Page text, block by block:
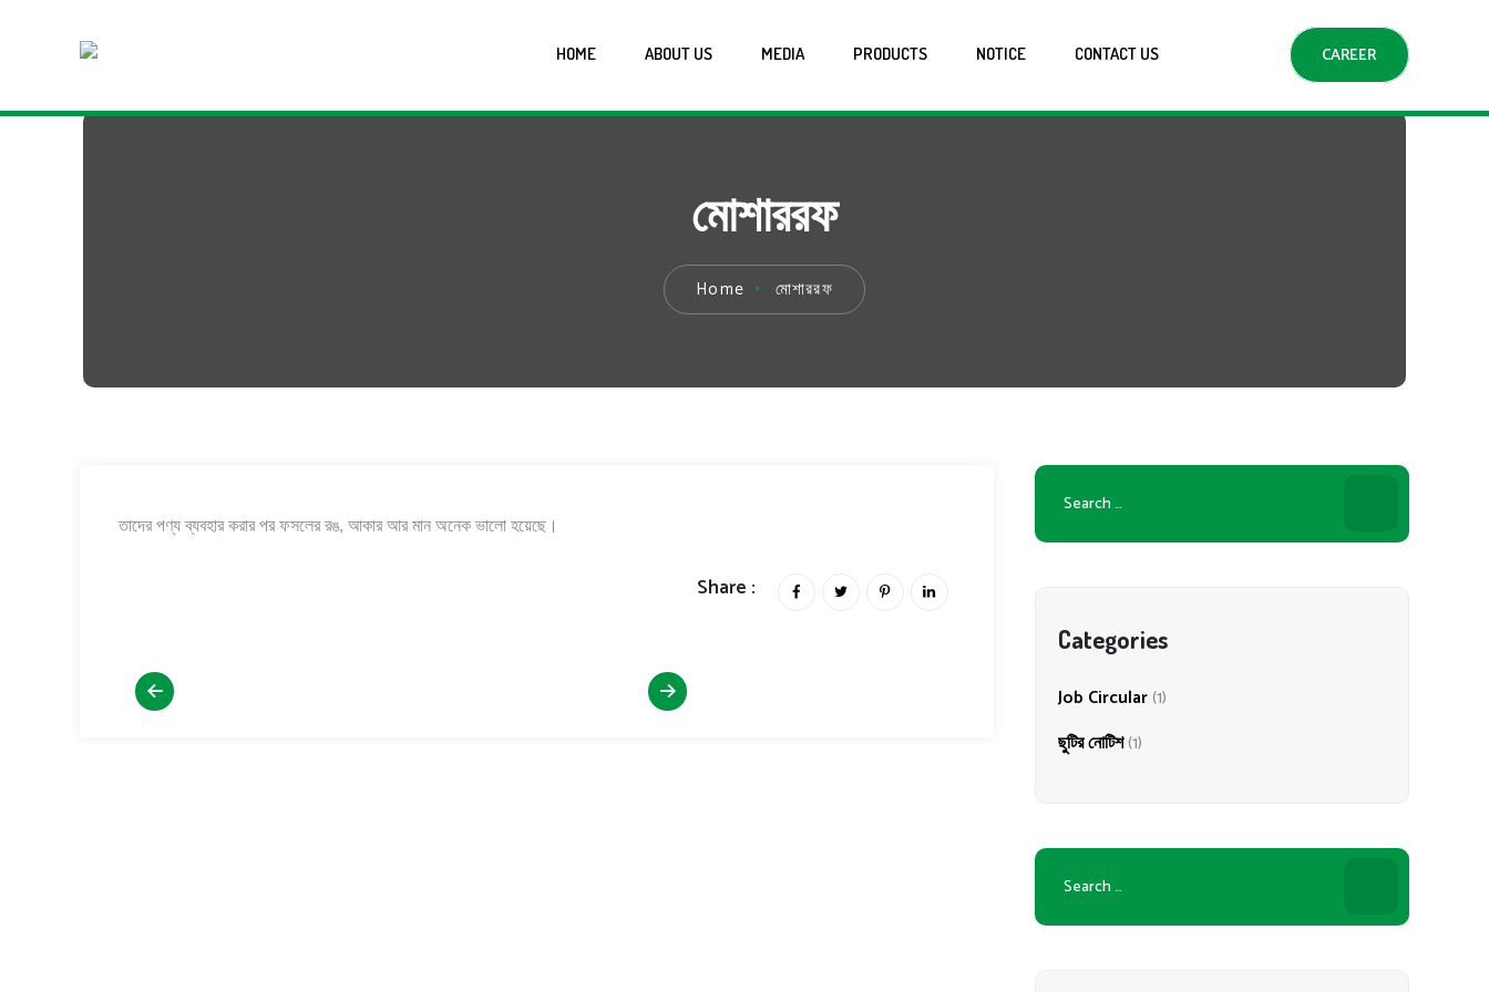
CAREER
HOME ABOUT US MEDIA PRODUCTS NOTICE CONTACT US
মোশাররফ
Home মোশাররফ
তাদের পণ্য ব্যবহার করার পর ফসলের রঙ, আকার আর মান অনেক ভালো হয়েছে।
Share :
Search
Categories
Job Circular(1)
ছুটির নোটিশ(1)
Search